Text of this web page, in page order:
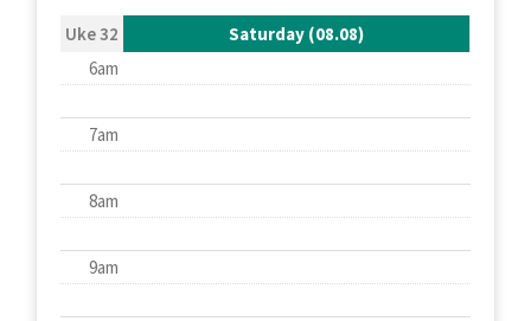
Uke 32
Saturday (08.08)
6am
7am
8am
9am